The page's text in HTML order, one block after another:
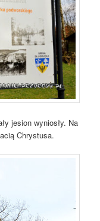
jesion wyniosły. Na
Chrystusa.